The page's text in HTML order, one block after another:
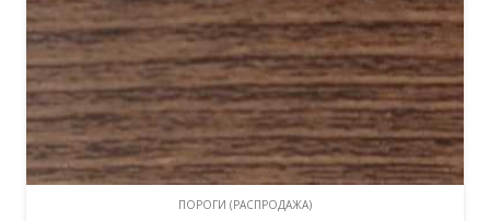
ПОРОГИ (РАСПРОДАЖА)